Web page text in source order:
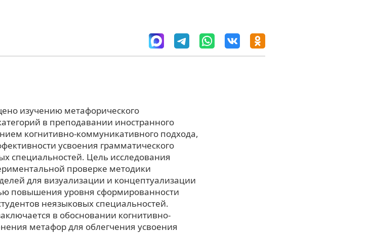
изучению метафорического
в преподавании иностранного
когнитивно-коммуникативного подхода,
усвоения грамматического
специальностей. Цель исследования
проверке методики
для визуализации и концептуализации
повышения уровня сформированности
неязыковых специальностей.
в обосновании когнитивно-
метафор для облегчения усвоения